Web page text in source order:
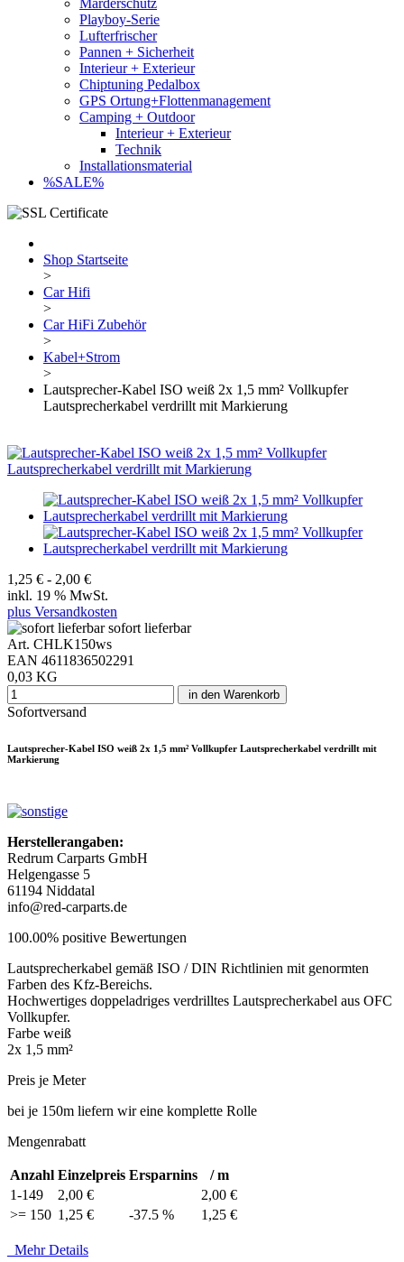
Marderschutz
Playboy-Serie
Lufterfrischer
Pannen + Sicherheit
Interieur + Exterieur
Chiptuning Pedalbox
GPS Ortung+Flottenmanagement
Camping + Outdoor
Interieur + Exterieur
Technik
Installationsmaterial
%SALE%
Shop Startseite
>
Car Hifi
>
Car HiFi Zubehör
>
Kabel+Strom
>
Lautsprecher-Kabel ISO weiß 2x 1,5 mm² Vollkupfer
Lautsprecherkabel verdrillt mit Markierung
1,25 € - 2,00 €
inkl. 19 % MwSt.
plus Versandkosten
sofort lieferbar
Art. CHLK150ws
EAN 4611836502291
0,03 KG
in den Warenkorb
Sofortversand
Lautsprecher-Kabel ISO weiß 2x 1,5 mm² Vollkupfer Lautsprecherkabel verdrillt mit
Markierung
Herstellerangaben:
Redrum Carparts GmbH
Helgengasse 5
61194 Niddatal
info@red-carparts.de
100.00% positive Bewertungen
Lautsprecherkabel gemäß ISO / DIN Richtlinien mit genormten
Farben des Kfz-Bereichs.
Hochwertiges doppeladriges verdrilltes Lautsprecherkabel aus OFC
Vollkupfer.
Farbe weiß
2x 1,5 mm²
Preis je Meter
bei je 150m liefern wir eine komplette Rolle
Mengenrabatt
Anzahl Einzelpreis Ersparnins
/ m
1-149
2,00 €
2,00 €
>= 150 1,25 € -37.5 % 1,25 €
Mehr Details